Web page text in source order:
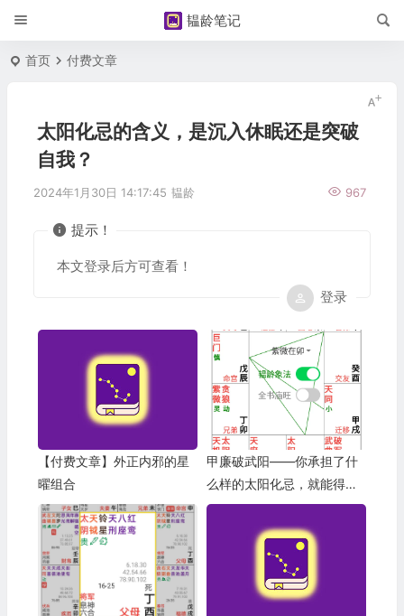
韫龄笔记
首页 付费文章
太阳化忌的含义，是沉入休眠还是突破
自我？
2024年1月30日 14:17:45 韫龄 967
提示！
本文登录后方可查看！
登录
【付费文章】外正内邪的星
曜组合
甲廉破武阳——你承担了什
么样的太阳化忌，就能得到
什么样的廉贞禄钱